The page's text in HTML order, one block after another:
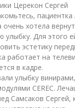
Церекон Сергей
очень хотела
улыбку. Для этого
эстетику
работает на
в кадре.
улыбку винирами,
CEREC.
Самсаков Сергей,